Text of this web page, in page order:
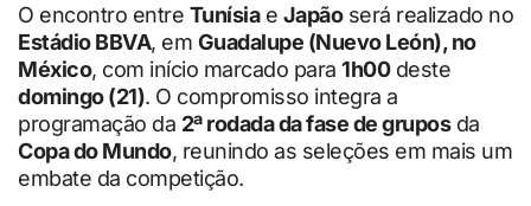
O encontro entre Tunísiae Japãoserá realizado no
Estádio BBVA, em Guadalupe (Nuevo León), no
México, com início marcado para 1h00deste
domingo (21). O compromisso integra a
programação da 2ª rodada da fase de gruposda
Copa do Mundo, reunindo as seleções em mais um
embate da competição.